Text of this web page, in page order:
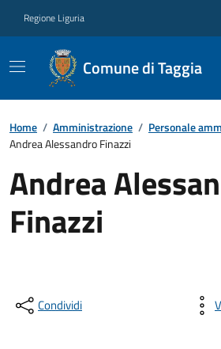
Regione Liguria
Comune di Taggia
Home / Amministrazione / Personale
Andrea Alessandro Finazzi
Andrea
Finazzi
Condividi